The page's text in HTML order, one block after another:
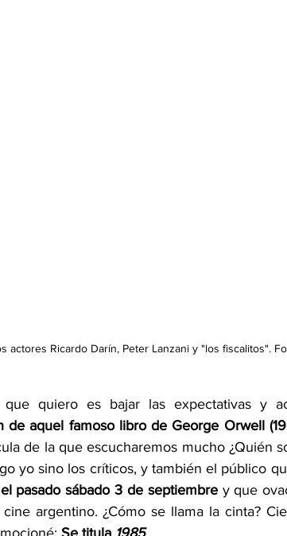
actores Ricardo Darín, Peter Lanzani y "los fiscalitos".
que quiero es bajar las expectativas y
de aquel famoso libro de George Orwell
de la que escucharemos mucho ¿Quién
yo sino los críticos, y también el público
pasado sábado 3 de septiembre y que
cine argentino. ¿Cómo se llama la cinta?